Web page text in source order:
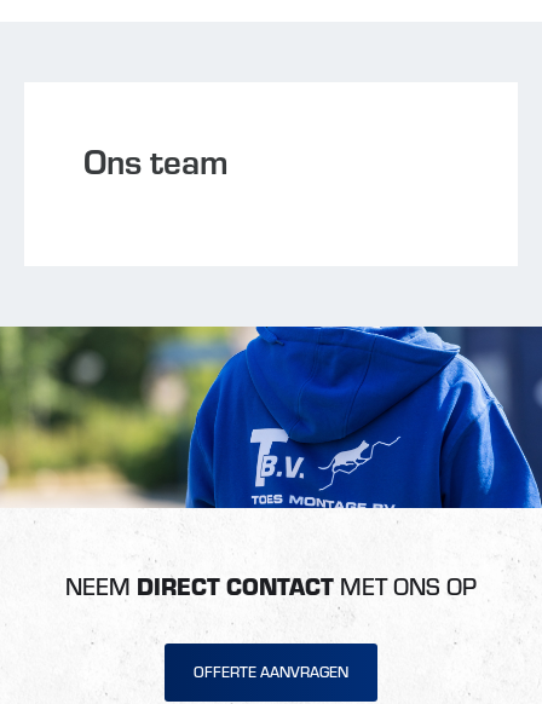
Ons team
NEEM DIRECT CONTACT MET ONS OP
OFFERTE AANVRAGEN